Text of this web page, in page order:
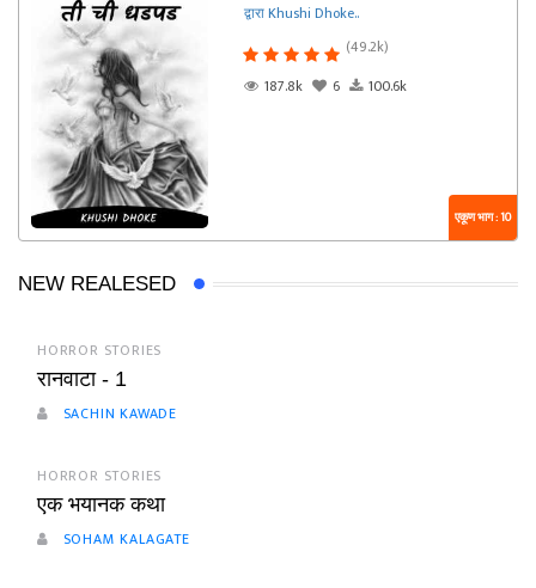
द्वारा Khushi Dhoke..️️️
(49.2k)
187.8k
6 100.6k
एकूण भाग : 10
NEW REALESED
HORROR STORIES
रानवाटा - 1
SACHIN KAWADE
HORROR STORIES
एक भयानक कथा
SOHAM KALAGATE